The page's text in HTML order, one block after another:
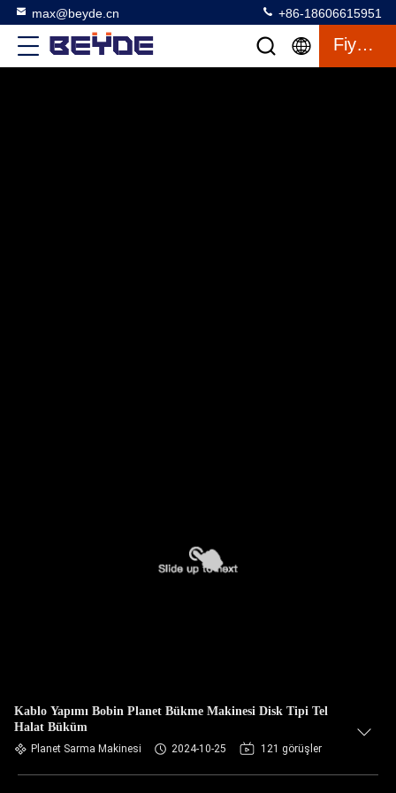
max@beyde.cn +86-18606615951
Fiyat Teklifi
Kablo Yapımı Bobin Planet Bükme Makinesi Disk Tipi Tel
Halat Büküm
Planet Sarma Makinesi 2024-10-25 121 görüşler